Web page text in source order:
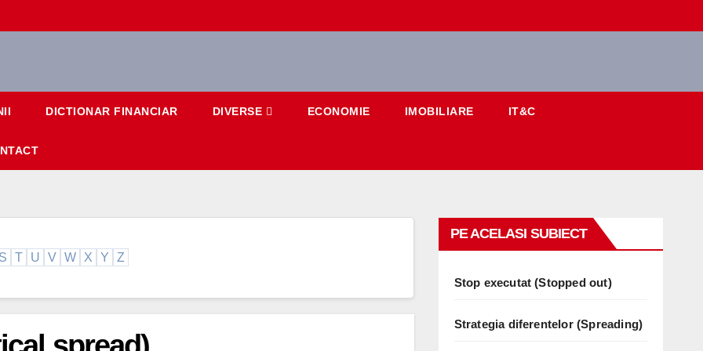
DICTIONAR FINANCIAR DIVERSE ECONOMIE IMOBILIARE IT&C
S T U V W X Y Z
PE ACELASI SUBIECT
Stop executat (Stopped out)
Strategia diferentelor (Spreading)